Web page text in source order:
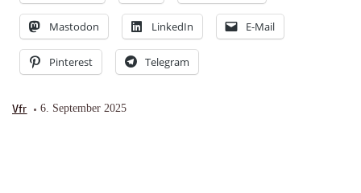
Mastodon LinkedIn E-Mail
Pinterest Telegram
Vfr 6. September 2025